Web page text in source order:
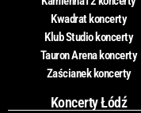
Kwadrat koncerty
Klub Studio koncerty
Tauron Arena koncerty
Zaścianek koncerty
Koncerty Łódź